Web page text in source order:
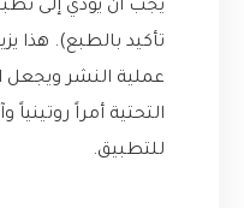
يجب أن يؤدي إلى
تأكيد بالطبع). هذا
عملية النشر ويجعل
التحتية أمراً
للتطبيق.